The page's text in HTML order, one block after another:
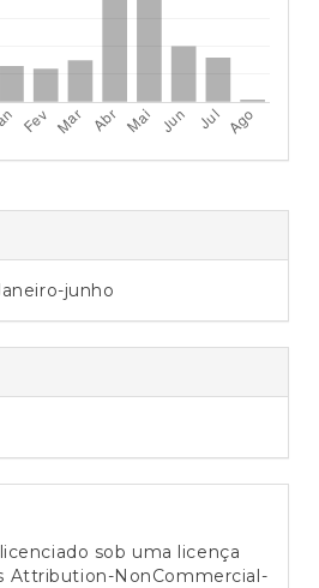
junho
sob uma licença
Attribution-NonCommercial-